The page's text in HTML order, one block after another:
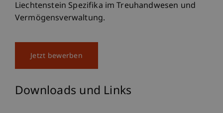
Liechtenstein Spezifika im Treuhandwesen und
Vermögensverwaltung.
Jetzt bewerben
Downloads und Links